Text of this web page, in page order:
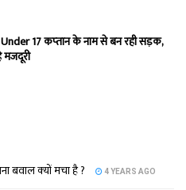
Under 17 कप्‍तान के नाम से बन रही सड़क,
मजदूरी
बवाल क्‍यों मचा है ? 4 YEARS AGO